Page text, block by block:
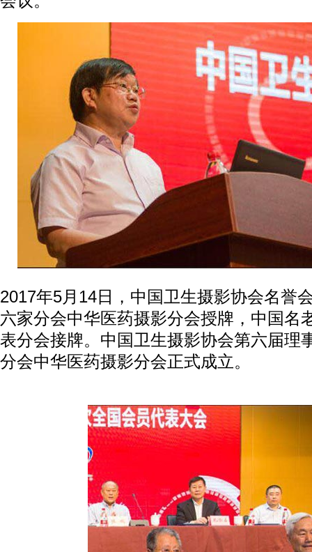
2017年5月14日，中国卫生摄影协会名誉
六家分会中华医药摄影分会授牌，中国名
表分会接牌。中国卫生摄影协会第六届理
分会中华医药摄影分会正式成立。